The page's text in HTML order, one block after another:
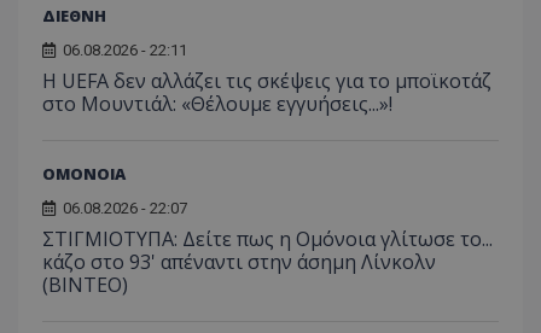
ΔΙΕΘΝΗ
06.08.2026 - 22:11
Η UEFA δεν αλλάζει τις σκέψεις για το μποϊκοτάζ
στο Μουντιάλ: «Θέλουμε εγγυήσεις...»!
ΟΜΟΝΟΙΑ
06.08.2026 - 22:07
ΣΤΙΓΜΙΟΤΥΠΑ: Δείτε πως η Ομόνοια γλίτωσε το...
κάζο στο 93' απέναντι στην άσημη Λίνκολν
(ΒΙΝΤΕΟ)